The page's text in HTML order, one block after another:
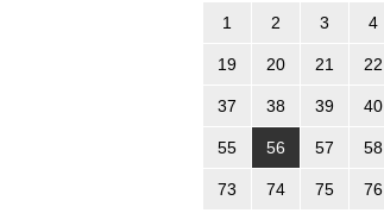
1 2 3 4
19 20 21 22
37 38 39 40
55 56 57 58
73 74 75 76